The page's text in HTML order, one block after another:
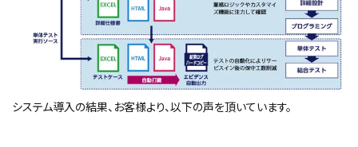
システム導入の結果、お客様より、以下の声を頂いています。